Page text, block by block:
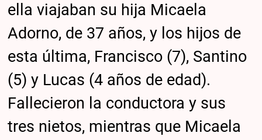
ella viajaban su hija Micaela
Adorno, de 37 años, y los hijos de
esta última, Francisco (7), Santino
(5) y Lucas (4 años de edad).
Fallecieron la conductora y sus
tres nietos, mientras que Micaela